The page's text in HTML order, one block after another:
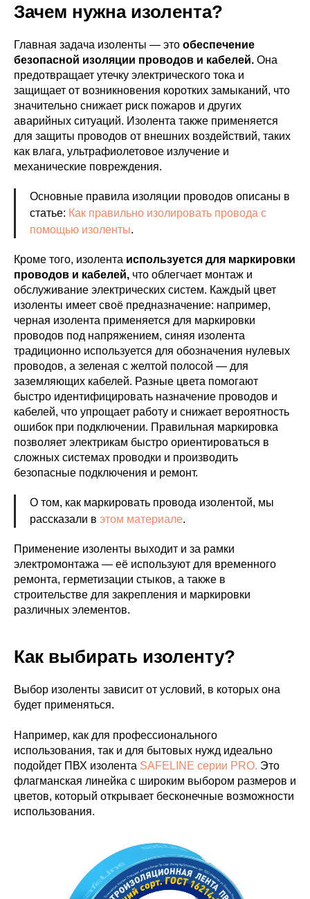
Зачем нужна изолента?
Главная задача изоленты — это обеспечение
безопасной изоляции проводов и кабелей. Она
предотвращает утечку электрического тока и
защищает от возникновения коротких замыканий, что
значительно снижает риск пожаров и других
аварийных ситуаций. Изолента также применяется
для защиты проводов от внешних воздействий, таких
как влага, ультрафиолетовое излучение и
механические повреждения.
Основные правила изоляции проводов описаны в
статье: Как правильно изолировать провода с
помощью изоленты.
Кроме того, изолента используется для маркировки
проводов и кабелей, что облегчает монтаж и
обслуживание электрических систем. Каждый цвет
изоленты имеет своё предназначение: например,
черная изолента применяется для маркировки
проводов под напряжением, синяя изолента
традиционно используется для обозначения нулевых
проводов, а зеленая с желтой полосой — для
заземляющих кабелей. Разные цвета помогают
быстро идентифицировать назначение проводов и
кабелей, что упрощает работу и снижает вероятность
ошибок при подключении. Правильная маркировка
позволяет электрикам быстро ориентироваться в
сложных системах проводки и производить
безопасные подключения и ремонт.
О том, как маркировать провода изолентой, мы
рассказали в этом материале.
Применение изоленты выходит и за рамки
электромонтажа — её используют для временного
ремонта, герметизации стыков, а также в
строительстве для закрепления и маркировки
различных элементов.
Как выбирать изоленту?
Выбор изоленты зависит от условий, в которых она
будет применяться.
Например, как для профессионального
использования, так и для бытовых нужд идеально
подойдет ПВХ изолента SAFELINE серии PRO. Это
флагманская линейка с широким выбором размеров и
цветов, который открывает бесконечные возможности
использования.